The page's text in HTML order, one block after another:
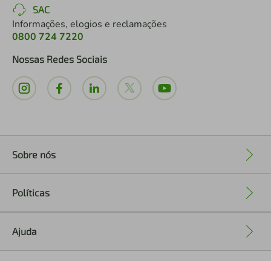
SAC
Informações, elogios e reclamações
0800 724 7220
Nossas Redes Sociais
Sobre nós
Políticas
Ajuda